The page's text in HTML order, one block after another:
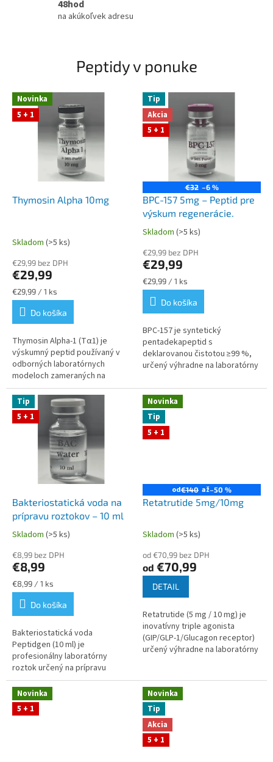
d
g
48hod
na akúkoľvek adresu
Peptidy v ponuke
Novinka
5 + 1
Thymosin Alpha 10mg
Skladom (>5 ks)
€29,99 bez DPH
€29,99
Jednotková
cena:
€29,99 / 1 ks
Do košíka
Thymosin Alpha‑1 (Tα1) je
výskumný peptid používaný v
odborných laboratórnych
modeloch zameraných na
analýzu imunitných procesov a
regulačných mechanizmov.
Peptidgen poskytuje...
Tip
Akcia
5 + 1
€32 –6 %
BPC-157 5mg – Peptid pre
výskum regenerácie.
Priemerné
produktu
je
4,8
z
hviezdičiek.
Skladom (>5 ks)
€29,99 bez DPH
€29,99
Jednotková
cena:
€29,99 / 1 ks
Do košíka
BPC‑157 je syntetický
pentadekapeptid s
deklarovanou čistotou ≥99 %,
určený výhradne na laboratórny
lyofilizovaná forma 5 mg v
sterilnej vialke...
Tip
5 + 1
Bakteriostatická voda na
prípravu roztokov – 10 ml
Priemerné
produktu
je
5,0
z
hviezdičiek.
Skladom (>5 ks)
€8,99 bez DPH
€8,99
Jednotková
cena:
€8,99 / 1 ks
Do košíka
Bakteriostatická voda
Peptidgen (10 ml) je
profesionálny laboratórny
roztok určený na prípravu
vzoriek a rekonštitúciu
lyofilizovaných látok. Stabilné
parametre, kontrolované...
Novinka
Tip
5 + 1
od€140 až–50 %
Retatrutide 5mg/10mg
Priemerné
produktu
je
hviezdičiek.
Skladom (>5 ks)
od €70,99 bez DPH
od €70,99
DETAIL
Retatrutide (5 mg / 10 mg) je
inovatívny triple agonista
(GIP/GLP-1/Glucagon receptor)
určený výhradne na laboratórny
Novinka
5 + 1
Novinka
Tip
Akcia
5 + 1